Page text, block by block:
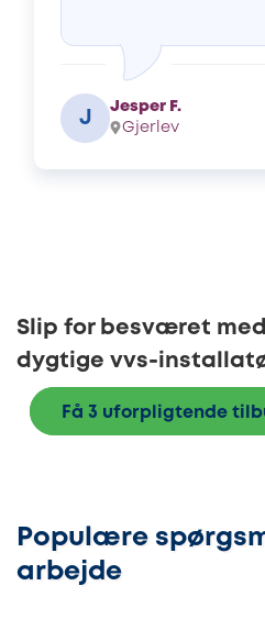
J
Jesper F.
Gjerlev
Slip for besværet
dygtige vvs-
Få 3 uforpligtende
Populære
arbejde